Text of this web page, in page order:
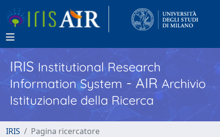
IRISInstitutional Research
Information System - AIR Archivio
Istituzionale della Ricerca
IRIS Pagina ricercatore